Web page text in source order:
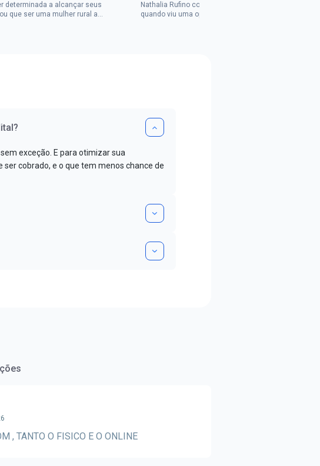
determinada a alcançar seus
que ser uma mulher rural a
Nathalia Rufino começou seus estudos com a Nova
quando viu uma oportunidade no concurso do Banco do
exceção. E para otimizar sua
cobrado, e o que tem menos chance de
, TANTO O FISICO E O ONLINE